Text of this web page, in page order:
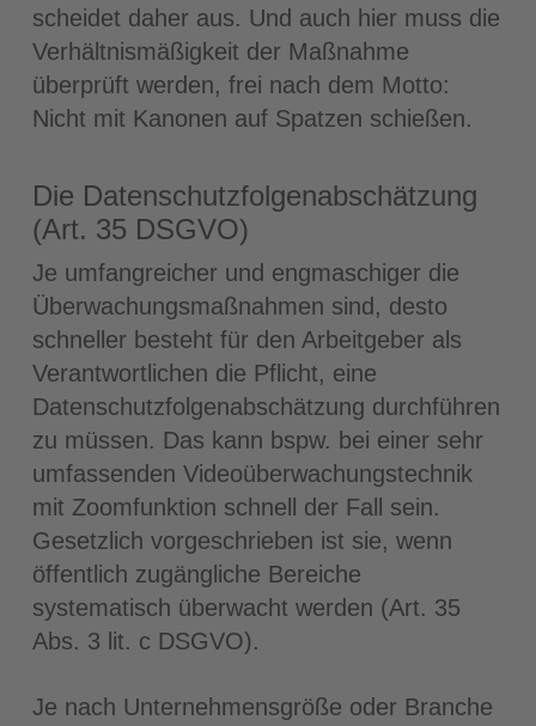
scheidet daher aus. Und auch hier muss die
Verhältnismäßigkeit der Maßnahme
überprüft werden, frei nach dem Motto:
Nicht mit Kanonen auf Spatzen schießen.
Die Datenschutzfolgenabschätzung
(Art. 35 DSGVO)
Je umfangreicher und engmaschiger die
Überwachungsmaßnahmen sind, desto
schneller besteht für den Arbeitgeber als
Verantwortlichen die Pflicht, eine
Datenschutzfolgenabschätzung durchführen
zu müssen. Das kann bspw. bei einer sehr
umfassenden Videoüberwachungstechnik
mit Zoomfunktion schnell der Fall sein.
Gesetzlich vorgeschrieben ist sie, wenn
öffentlich zugängliche Bereiche
systematisch überwacht werden (Art. 35
Abs. 3 lit. c DSGVO).
Je nach Unternehmensgröße oder Branche